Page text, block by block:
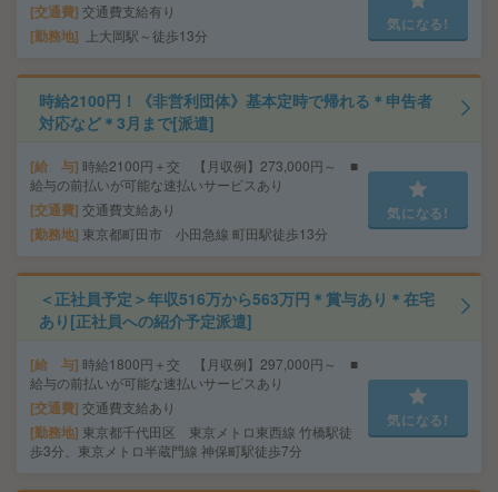
交通費 交通費支給有り
勤務地 上大岡駅～徒歩13分
気になる!
時給2100円！《非営利団体》基本定時で帰れる＊申告者
対応など＊3月まで[派遣]
給 与 時給2100円＋交 【月収例】273,000円～ ■
給与の前払いが可能な速払いサービスあり
交通費 交通費支給あり
勤務地 東京都町田市 小田急線 町田駅徒歩13分
気になる!
＜正社員予定＞年収516万から563万円＊賞与あり＊在宅
あり[正社員への紹介予定派遣]
給 与 時給1800円＋交 【月収例】297,000円～ ■
給与の前払いが可能な速払いサービスあり
交通費 交通費支給あり
勤務地 東京都千代田区 東京メトロ東西線 竹橋駅徒
歩3分、東京メトロ半蔵門線 神保町駅徒歩7分
気になる!